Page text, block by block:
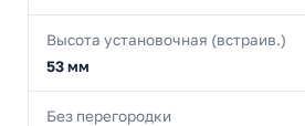
Высота установочная (встраив.)
53 мм
Без перегородки